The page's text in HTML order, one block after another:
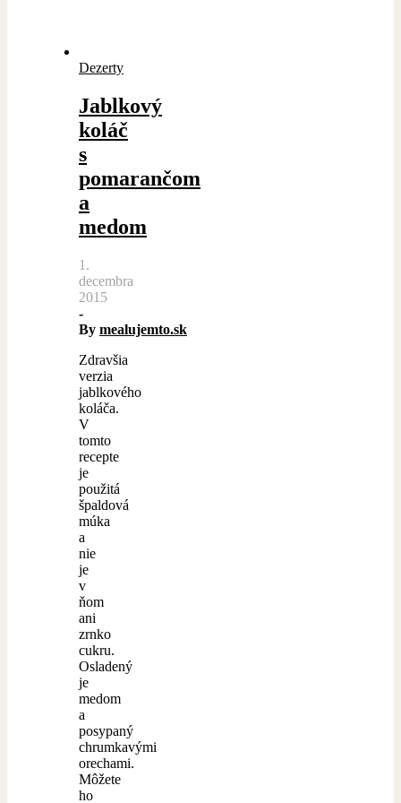
Dezerty
Jablkový
koláč
s
pomarančom
a
medom
1.
decembra
2015
-
By mealujemto.sk
Zdravšia
verzia
jablkového
koláča.
V
tomto
recepte
je
použitá
špaldová
múka
a
nie
je
v
ňom
ani
zrnko
cukru.
Osladený
je
medom
a
posypaný
chrumkavými
orechami.
Môžete
ho